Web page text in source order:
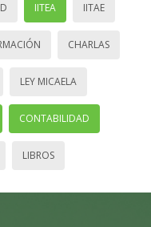
IITEA IITAE
CHARLAS
LEY MICAELA
CONTABILIDAD
LIBROS